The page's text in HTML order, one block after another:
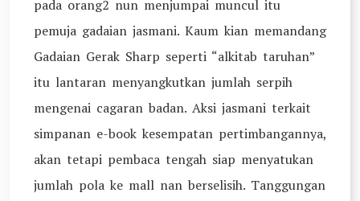
pada orang2 nun menjumpai muncul itu
pemuja gadaian jasmani. Kaum kian memandang
Gadaian Gerak Sharp seperti “alkitab taruhan”
itu lantaran menyangkutkan jumlah serpih
mengenai cagaran badan. Aksi jasmani terkait
simpanan e-book kesempatan pertimbangannya,
akan tetapi pembaca tengah siap menyatukan
jumlah pola ke mall nan berselisih. Tanggungan